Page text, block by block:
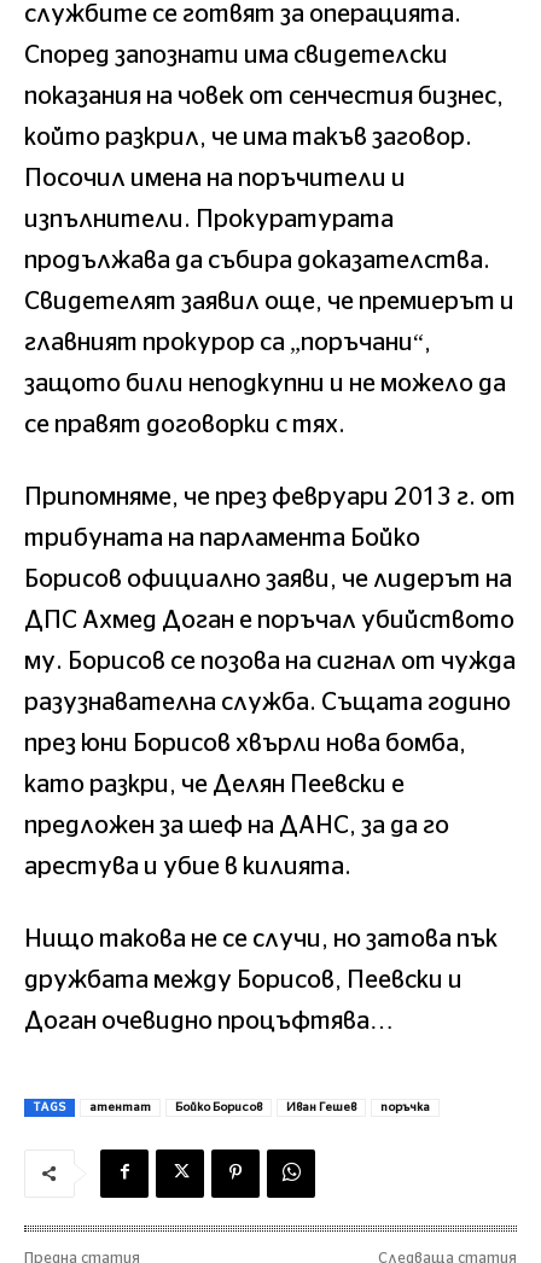
службите се готвят за операцията.
Според запознати има свидетелски
показания на човек от сенчестия бизнес,
който разкрил, че има такъв заговор.
Посочил имена на поръчители и
изпълнители. Прокуратурата
продължава да събира доказателства.
Свидетелят заявил още, че премиерът и
главният прокурор са „поръчани“,
защото били неподкупни и не можело да
се правят договорки с тях.
Припомняме, че през февруари 2013 г. от
трибуната на парламента Бойко
Борисов официално заяви, че лидерът на
ДПС Ахмед Доган е поръчал убийството
му. Борисов се позова на сигнал от чужда
разузнавателна служба. Същата годино
през юни Борисов хвърли нова бомба,
като разкри, че Делян Пеевски е
предложен за шеф на ДАНС, за да го
арестува и убие в килията.
Нищо такова не се случи, но затова пък
дружбата между Борисов, Пеевски и
Доган очевидно процъфтява…
TAGS атентат Бойко Борисов Иван Гешев поръчка
Предна статия Следваща статия